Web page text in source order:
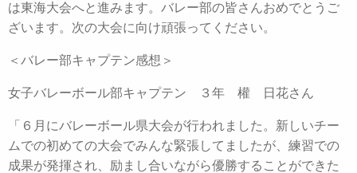
は東海大会へと進みます。バレー部の皆さんおめでとうご
ざいます。次の大会に向け頑張ってください。
＜バレー部キャプテン感想＞
女子バレーボール部キャプテン ３年 權 日花さん
「６月にバレーボール県大会が行われました。新しいチー
ムでの初めての大会でみんな緊張してましたが、練習での
成果が発揮され、励まし合いながら優勝することができた